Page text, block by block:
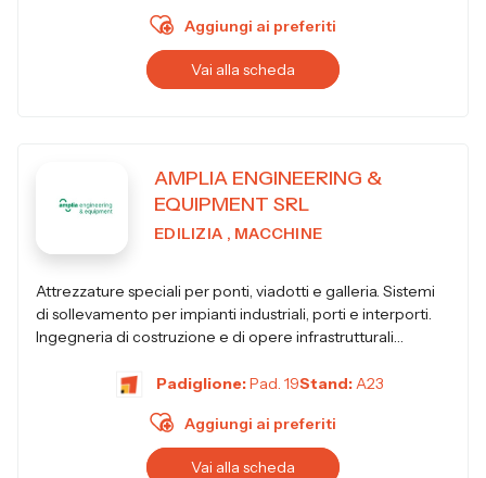
Aggiungi ai preferiti
Vai alla scheda
AMPLIA ENGINEERING &
EQUIPMENT SRL
EDILIZIA , MACCHINE
Attrezzature speciali per ponti, viadotti e galleria. Sistemi
di sollevamento per impianti industriali, porti e interporti.
Ingegneria di costruzione e di opere infrastrutturali
Padiglione:Pad. 19Stand:A23
Aggiungi ai preferiti
Vai alla scheda